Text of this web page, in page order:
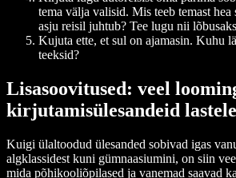
tema välja valisid. Mis teeb temast
asju reisil juhtub? Tee lugu nii
Kujuta ette, et sul on ajamasin. Kuhu
teeksid?
Lisasoovitused: veel
kirjutamisülesandeid lastele
Kuigi ülaltoodud ülesanded sobivad igas
algklassidest kuni gümnaasiumini, on siin
mida põhikooliõpilased ja vanemad saavad